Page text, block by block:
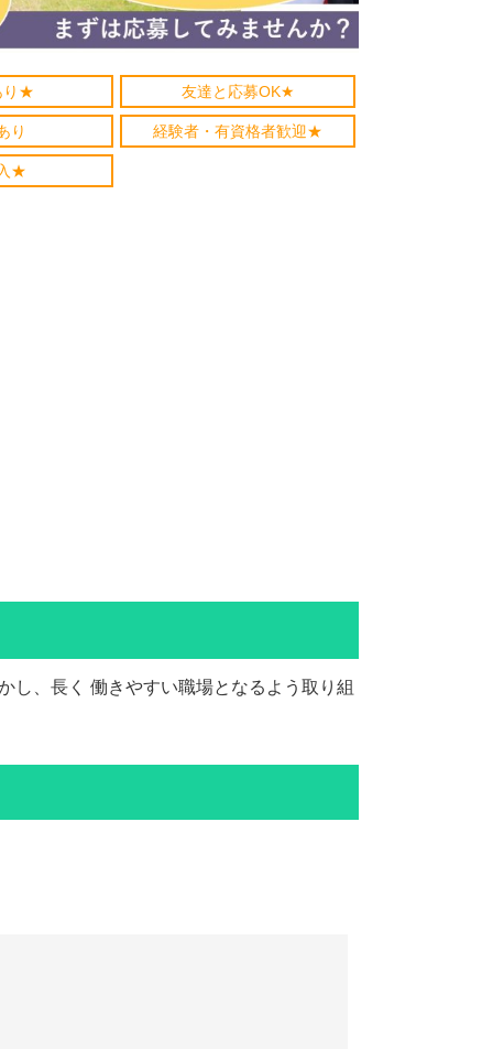
り★ 友達と応募OK★
り 経験者・有資格者歓迎★
★
し、長く 働きやすい職場となるよう取り組